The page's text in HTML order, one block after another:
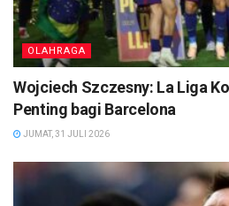
OLAHRAGA
Wojciech Szczesny: La Liga
Penting bagi Barcelona
JUMAT, 31 JULI 2026